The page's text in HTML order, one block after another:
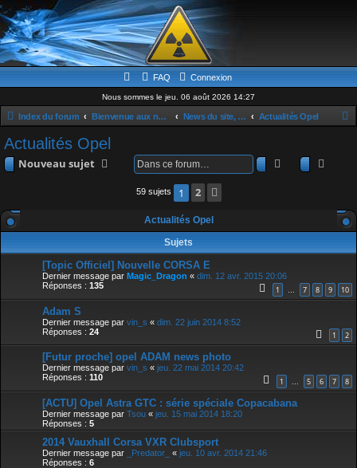
FAQ Connexion
Nous sommes le jeu. 06 août 2026 14:27
Index du forum Bienvenue aux nouveaux & news News du site, du forum et les actualités OPEL Actualités Opel
r
c
h
Actualités Opel
Nouveau sujet Rechercher
59 sujets 1 2
Actualités Opel
Sujets
[Topic Officiel] Nouvelle CORSA E
Dernier message par Magic_Dragon « dim. 12 avr. 2015 20:06
Réponses : 135 1 … 7 8 9 10
Adam S
Dernier message par vin_s « dim. 22 juin 2014 8:52
Réponses : 24 1 2
[Futur proche] opel ADAM news photo
Dernier message par vin_s « jeu. 22 mai 2014 20:42
Réponses : 110 1 … 5 6 7 8
[ACTU] Opel Astra GTC : série spéciale Copacabana
Dernier message par Tsou « jeu. 15 mai 2014 18:20
Réponses : 5
2014 Vauxhall Corsa VXR Clubsport
Dernier message par _Predator_ « jeu. 10 avr. 2014 21:46
Réponses : 6